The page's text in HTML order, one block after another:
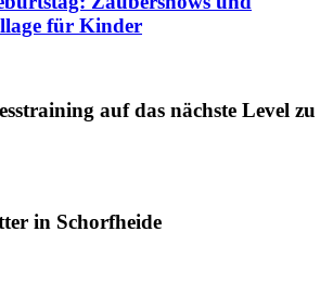
für Kinder
auf das nächste Level zu
in Schorfheide